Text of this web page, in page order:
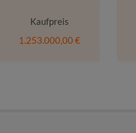
Kaufpreis
1.253.000,00 €